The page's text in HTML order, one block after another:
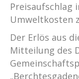
Preisaufschlag
Umweltkosten
Der Erlös aus
Mitteilung des